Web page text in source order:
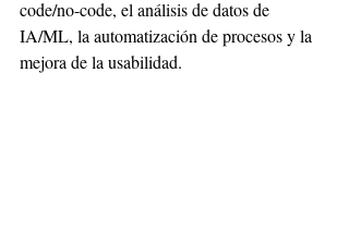
code/no-code, el análisis de datos de
IA/ML, la automatización de procesos y la
mejora de la usabilidad.